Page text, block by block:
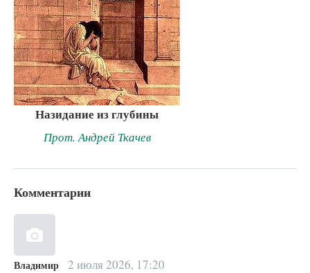
Назидание из глубины
Прот. Андрей Ткачев
Комментарии
Владимир 2 июля 2026, 17:20